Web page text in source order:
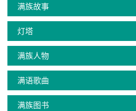
满族故事
灯塔
满族人物
满语歌曲
满族图书